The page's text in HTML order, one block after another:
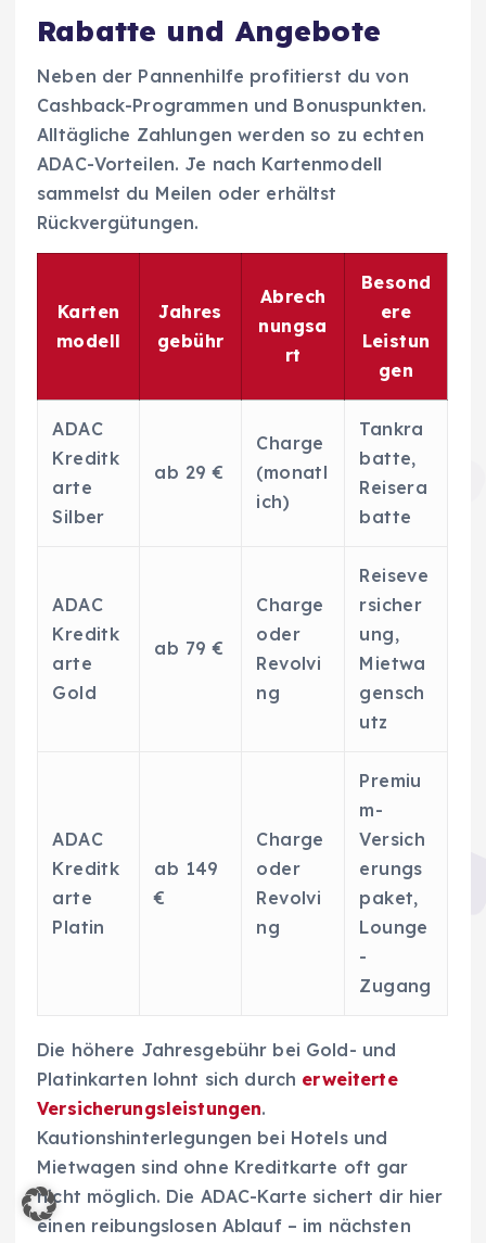
Rabatte und Angebote
Neben der Pannenhilfe profitierst du von
Cashback-Programmen und Bonuspunkten.
Alltägliche Zahlungen werden so zu echten
ADAC-Vorteilen. Je nach Kartenmodell
sammelst du Meilen oder erhältst
Rückvergütungen.
Karten
modell
Jahres
gebühr
Abrech
nungsa
rt
Besond
ere
Leistun
gen
ADAC
Kreditk
arte
Silber
ab 29 €
Charge
(monatl
ich)
Tankra
batte,
Reisera
batte
ADAC
Kreditk
arte
Gold
ab 79 €
Charge
oder
Revolvi
ng
Reiseve
rsicher
ung,
Mietwa
gensch
utz
ADAC
Kreditk
arte
Platin
ab 149
€
Charge
oder
Revolvi
ng
Premiu
m-
Versich
erungs
paket,
Lounge
-
Zugang
Die höhere Jahresgebühr bei Gold- und
Platinkarten lohnt sich durch erweiterte
Versicherungsleistungen.
Kautionshinterlegungen bei Hotels und
Mietwagen sind ohne Kreditkarte oft gar
nicht möglich. Die ADAC-Karte sichert dir hier
einen reibungslosen Ablauf – im nächsten